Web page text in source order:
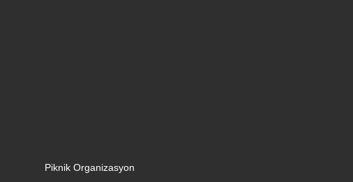
Piknik Organizasyon